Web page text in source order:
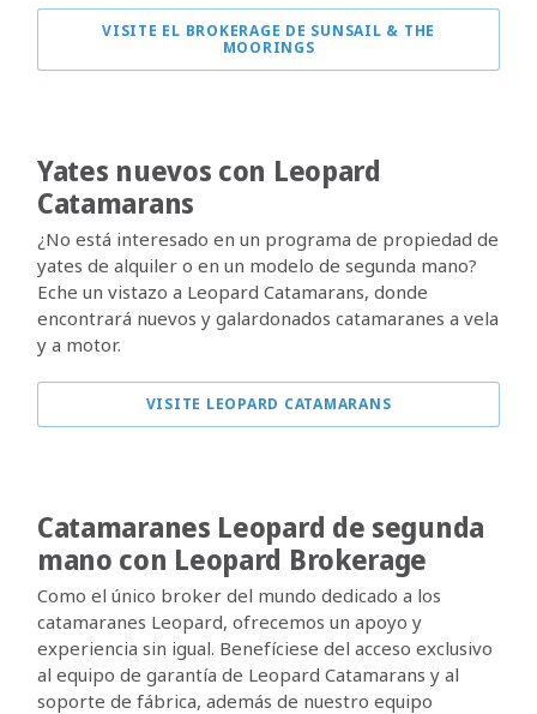
VISITE EL BROKERAGE DE SUNSAIL & THE
MOORINGS
Yates nuevos con Leopard
Catamarans
¿No está interesado en un programa de propiedad de
yates de alquiler o en un modelo de segunda mano?
Eche un vistazo a Leopard Catamarans, donde
encontrará nuevos y galardonados catamaranes a vela
y a motor.
VISITE LEOPARD CATAMARANS
Catamaranes Leopard de segunda
mano con Leopard Brokerage
Como el único broker del mundo dedicado a los
catamaranes Leopard, ofrecemos un apoyo y
experiencia sin igual. Benefíciese del acceso exclusivo
al equipo de garantía de Leopard Catamarans y al
soporte de fábrica, además de nuestro equipo